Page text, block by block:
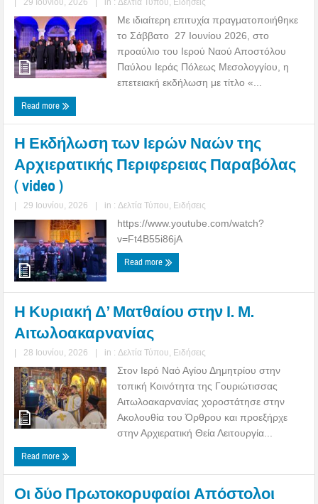
Με ιδιαίτερη επιτυχία πραγματοποιήθηκε
το Σάββατο 27 Ιουνίου 2026, στο
προαύλιο του Ιερού Ναού Αποστόλου
Παύλου Ιεράς Πόλεως Μεσολογγίου, η
επετειακή εκδήλωση με τίτλο «...
Read more
Η Εκδήλωση των Ιερών Ναών της
Αρχιερατικής Περιφερειας Παραβόλας
( video )
| 29 Ιουνίου, 2026 | in : Δελτία Τύπου Ειδήσεις
https://www.youtube.com/watch?
v=Ft4B55i86jA
Read more
Η Κυριακή Δ’ Ματθαίου στην Ι. Μ.
Αιτωλοακαρνανίας
| 28 Ιουνίου, 2026 | in : Δελτία Τύπου Ειδήσεις
Στον Ιερό Ναό Αγίου Δημητρίου στην
τοπική Κοινότητα της Γουριώτισσας
Αιτωλοακαρνανίας χοροστάτησε στην
Ακολουθία του Όρθρου και προεξήρχε
στην Αρχιερατική Θεία Λειτουργία...
Read more
Οι δύο Πρωτοκορυφαίοι Απόστολοι